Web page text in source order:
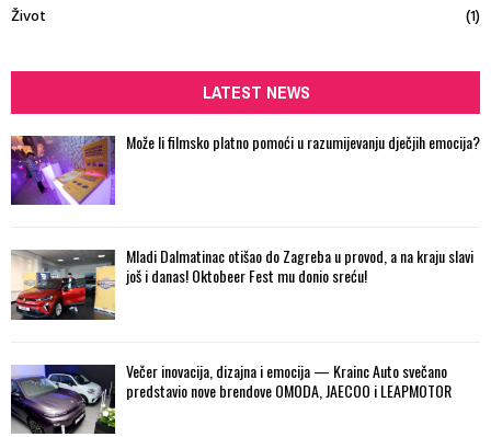
Život
(1)
LATEST NEWS
Može li filmsko platno pomoći u razumijevanju dječjih emocija?
Mladi Dalmatinac otišao do Zagreba u provod, a na kraju slavi
još i danas! Oktobeer Fest mu donio sreću!
Večer inovacija, dizajna i emocija — Krainc Auto svečano
predstavio nove brendove OMODA, JAECOO i LEAPMOTOR